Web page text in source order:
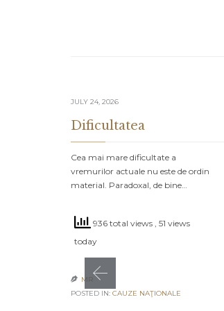
JULY 24, 2026
Dificultatea
Cea mai mare dificultate a
vremurilor actuale nu este de ordin
material. Paradoxal, de bine…
936 total views , 51 views
today
 MR
POSTED IN: CAUZE NAŢIONALE